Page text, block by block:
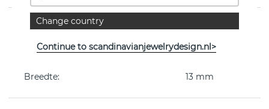
EIGENSCHAPPEN
Collectie: MERCY
Breedte: 13 mm
Change country
Continue to scandinavianjewelrydesign.nl>